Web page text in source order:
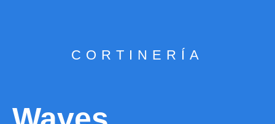
CORTINERÍA